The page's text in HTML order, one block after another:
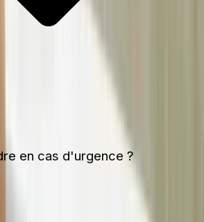
en cas d'urgence ?